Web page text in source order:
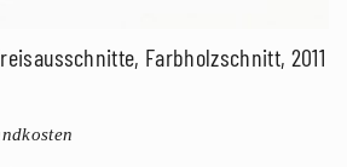
Farbholzschnitt, 2011